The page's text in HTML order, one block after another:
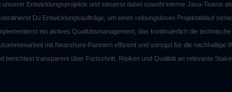
Entwicklungsprojekte und steuerst dabei sowohl interne Java-Teams
Du Entwicklungsaufträge, um einen reibungslosen Projektablauf
ein aktives Qualitätsmanagement, das kontinuierlich die technische
mit Nearshore-Partnern effizient und sorsgst für die nachhaltige
transparent über Fortschritt, Risiken und Qualität an relevante